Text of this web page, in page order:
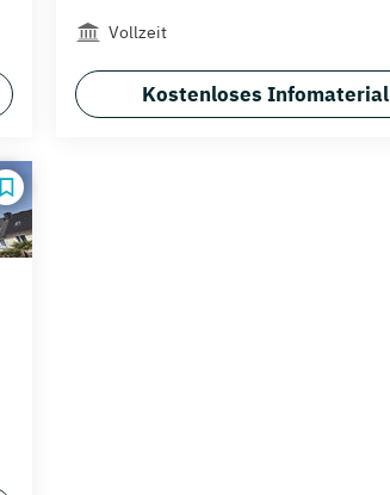
Vollzeit
Kostenloses Infomaterial